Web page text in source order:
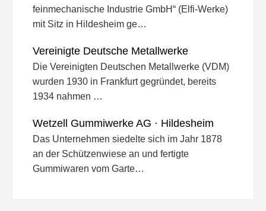
feinmechanische Industrie GmbH“ (Elfi-Werke)
mit Sitz in Hildesheim ge…
Vereinigte Deutsche Metallwerke
Die Vereinigten Deutschen Metallwerke (VDM)
wurden 1930 in Frankfurt gegründet, bereits
1934 nahmen …
Wetzell Gummiwerke AG · Hildesheim
Das Unternehmen siedelte sich im Jahr 1878
an der Schützenwiese an und fertigte
Gummiwaren vom Garte…